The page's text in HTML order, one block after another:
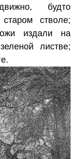
будто
стволе;
издали на
листве;